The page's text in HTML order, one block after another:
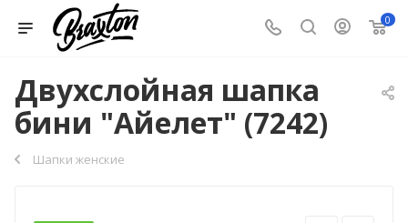
0
Двухслойная шапка
бини "Айелет" (7242)
Шапки женские